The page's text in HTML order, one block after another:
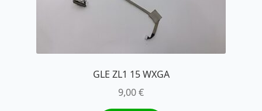
GLE ZL1 15 WXGA
9,00€